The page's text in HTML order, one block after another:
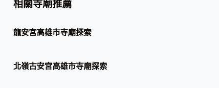
相關寺廟推薦
龍安宮高雄市寺廟探索
北嶺古安宮高雄市寺廟探索